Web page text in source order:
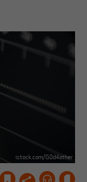
istock.com/G0d4ather